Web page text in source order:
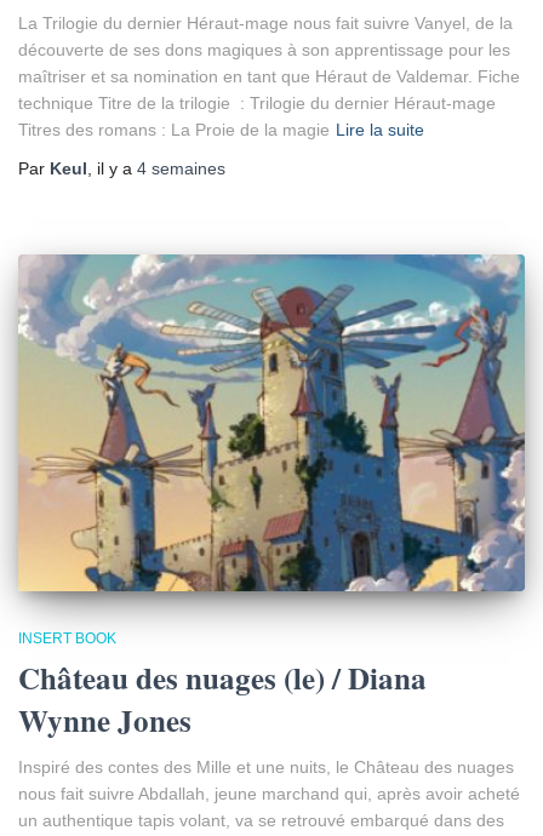
La Trilogie du dernier Héraut-mage nous fait suivre Vanyel, de la
découverte de ses dons magiques à son apprentissage pour les
maîtriser et sa nomination en tant que Héraut de Valdemar. Fiche
technique Titre de la trilogie : Trilogie du dernier Héraut-mage
Titres des romans : La Proie de la magie Lire la suite
Par Keul , il y a 4 semaines
INSERT BOOK
Château des nuages (le) / Diana
Wynne Jones
Inspiré des contes des Mille et une nuits, le Château des nuages
nous fait suivre Abdallah, jeune marchand qui, après avoir acheté
un authentique tapis volant, va se retrouvé embarqué dans des